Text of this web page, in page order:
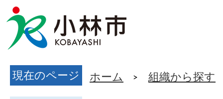
現在のページ ホーム 組織から探す